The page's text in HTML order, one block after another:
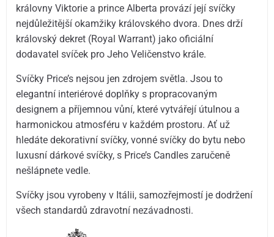
královny Viktorie a prince Alberta provází její svíčky
nejdůležitější okamžiky královského dvora. Dnes drží
královský dekret (Royal Warrant) jako oficiální
dodavatel svíček pro Jeho Veličenstvo krále.
Svíčky Price’s nejsou jen zdrojem světla. Jsou to
elegantní interiérové doplňky s propracovaným
designem a příjemnou vůní, které vytvářejí útulnou a
harmonickou atmosféru v každém prostoru. Ať už
hledáte dekorativní svíčky, vonné svíčky do bytu nebo
luxusní dárkové svíčky, s Price’s Candles zaručeně
nešlápnete vedle.
Svíčky jsou vyrobeny v Itálii, samozřejmostí je dodržení
všech standardů zdravotní nezávadnosti.